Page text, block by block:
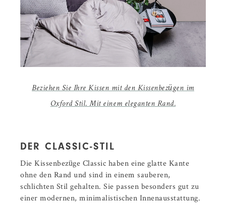
Beziehen Sie Ihre Kissen mit den Kissenbezügen im
Oxford Stil. Mit einem eleganten Rand.
DER CLASSIC-STIL
Die Kissenbezüge Classic haben eine glatte Kante
ohne den Rand und sind in einem sauberen,
schlichten Stil gehalten. Sie passen besonders gut zu
einer modernen, minimalistischen Innenausstattung.